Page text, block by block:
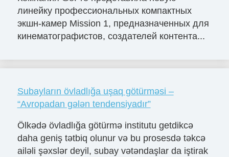
линейку профессиональных компактных
экшн-камер Mission 1, предназначенных для
кинематографистов, создателей контента...
Subayların övladlığa uşaq götürməsi –
“Avropadan gələn tendensiyadır”
Ölkədə övladlığa götürmə institutu getdikcə
daha geniş tətbiq olunur və bu prosesdə təkcə
ailəli şəxslər deyil, subay vətəndaşlar da iştirak